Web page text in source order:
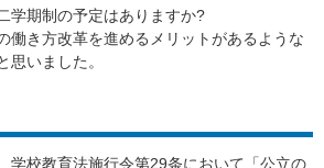
学期制の予定はありますか?
働き方改革を進めるメリットがあるような
思いました。​
学校教育法施行令第29条において「公立の